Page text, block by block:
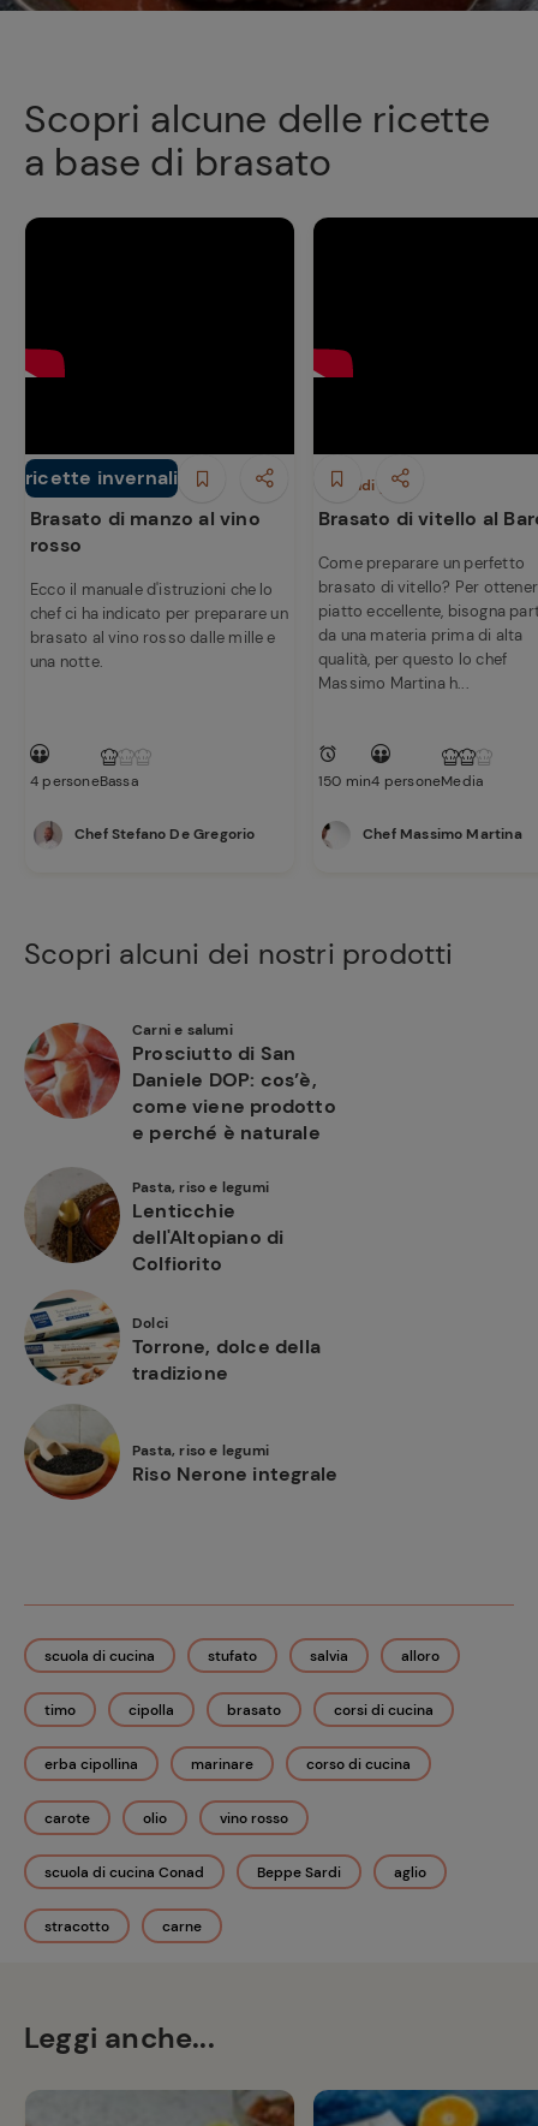
Scopri alcune delle ricette
a base di brasato
ricette invernali
Secondi piatti
Brasato di manzo al vino
rosso
Ecco il manuale d'istruzioni che lo
chef ci ha indicato per preparare un
brasato al vino rosso dalle mille e
una notte.
4 personeBassa
Chef Stefano De Gregorio
Secondi piatti
Brasato di vitello al
Come preparare un perfetto
brasato di vitello? Per
piatto eccellente, bisogna
da una materia prima di alta
qualità, per questo lo chef
Massimo Martina h...
150 min4 personeMedia
Chef Massimo Martina
Scopri alcuni dei nostri prodotti
Carni e salumi
Prosciutto di San
Daniele DOP: cos’è,
come viene prodotto
e perché è naturale
Pasta, riso e legumi
Lenticchie
dell'Altopiano di
Colfiorito
Dolci
Torrone, dolce della
tradizione
Pasta, riso e legumi
Riso Nerone integrale
scuola di cucina stufato salvia alloro
timo cipolla brasato corsi di cucina
erba cipollina marinare corso di cucina
carote olio vino rosso
scuola di cucina Conad Beppe Sardi aglio
stracotto carne
Leggi anche...
Ricette